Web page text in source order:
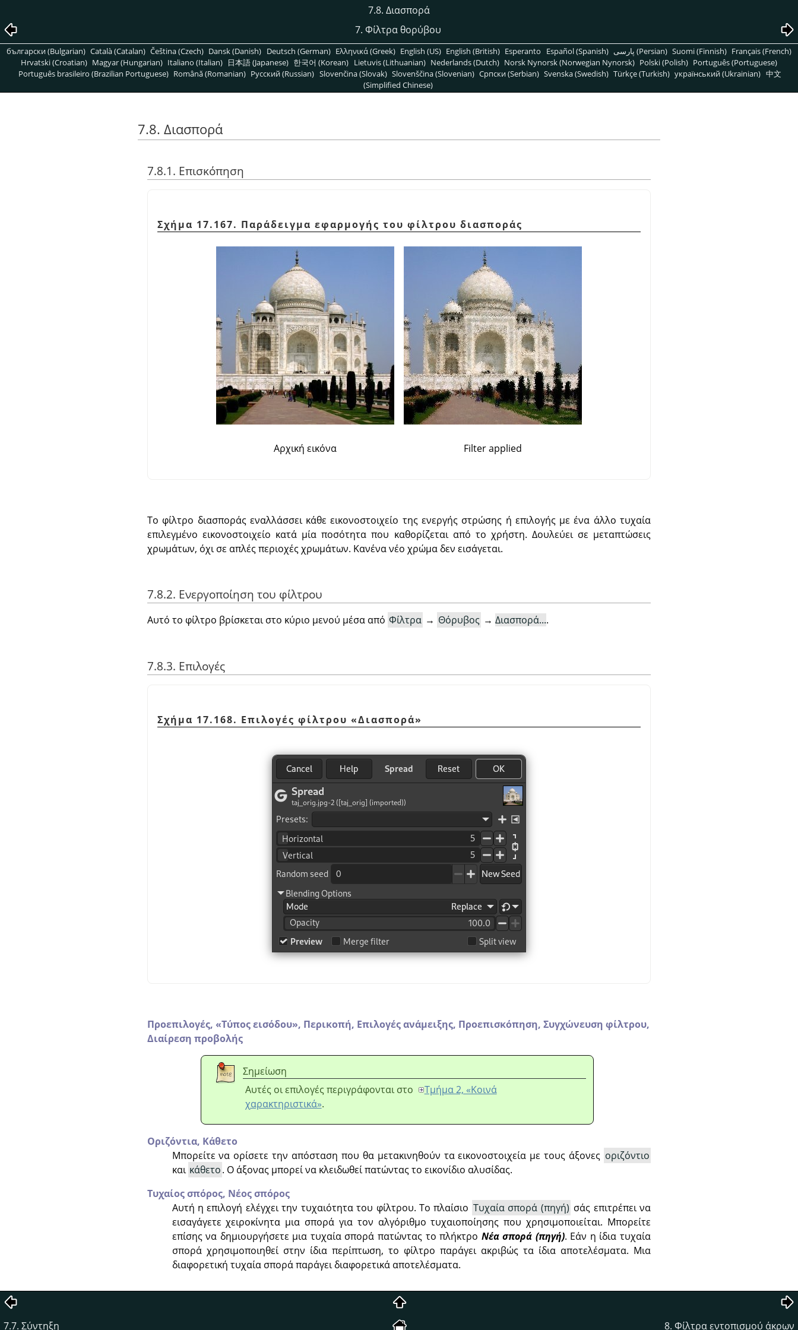
7.8. Διασπορά
7. Φίλτρα θορύβου
български (Bulgarian) Català (Catalan) Čeština (Czech) Dansk (Danish) Deutsch (German) Ελληνικά (Greek) English (US) English (British) Esperanto Español (Spanish) پارسی (Persian) Suomi (Finnish) Français (French)
Hrvatski (Croatian) Magyar (Hungarian) Italiano (Italian) 日本語 (Japanese) 한국어 (Korean) Lietuvis (Lithuanian) Nederlands (Dutch) Norsk Nynorsk (Norwegian Nynorsk) Polski (Polish) Português (Portuguese)
Português brasileiro (Brazilian Portuguese) Română (Romanian) Pусский (Russian) Slovenčina (Slovak) Slovenščina (Slovenian) Српски (Serbian) Svenska (Swedish) Türkçe (Turkish) український (Ukrainian) 中文
(Simplified Chinese)
7.8. Διασπορά
7.8.1. Επισκόπηση
Σχήμα 17.167. Παράδειγμα εφαρμογής του φίλτρου διασποράς
Αρχική εικόνα Filter applied
Το φίλτρο διασποράς εναλλάσσει κάθε εικονοστοιχείο της ενεργής στρώσης ή επιλογής με ένα άλλο τυχαία
επιλεγμένο εικονοστοιχείο κατά μία ποσότητα που καθορίζεται από το χρήστη. Δουλεύει σε μεταπτώσεις
χρωμάτων, όχι σε απλές περιοχές χρωμάτων. Κανένα νέο χρώμα δεν εισάγεται.
7.8.2. Ενεργοποίηση του φίλτρου
Αυτό το φίλτρο βρίσκεται στο κύριο μενού μέσα από Φίλτρα → Θόρυβος → Διασπορά....
7.8.3. Επιλογές
Σχήμα 17.168. Επιλογές φίλτρου «Διασπορά»
Προεπιλογές, «Τύπος εισόδου», Περικοπή, Επιλογές ανάμειξης, Προεπισκόπηση, Συγχώνευση φίλτρου,
Διαίρεση προβολής
Σημείωση
Αυτές οι επιλογές περιγράφονται στο
Τμήμα 2, «Κοινά
χαρακτηριστικά».
Οριζόντια, Κάθετο
Μπορείτε να ορίσετε την απόσταση που θα μετακινηθούν τα εικονοστοιχεία με τους άξονες οριζόντιο
και κάθετο. Ο άξονας μπορεί να κλειδωθεί πατώντας το εικονίδιο αλυσίδας.
Τυχαίος σπόρος, Νέος σπόρος
Αυτή η επιλογή ελέγχει την τυχαιότητα του φίλτρου. Το πλαίσιο Τυχαία σπορά (πηγή) σάς επιτρέπει να
εισαγάγετε χειροκίνητα μια σπορά για τον αλγόριθμο τυχαιοποίησης που χρησιμοποιείται. Μπορείτε
επίσης να δημιουργήσετε μια τυχαία σπορά πατώντας το πλήκτρο Νέα σπορά (πηγή). Εάν η ίδια τυχαία
σπορά χρησιμοποιηθεί στην ίδια περίπτωση, το φίλτρο παράγει ακριβώς τα ίδια αποτελέσματα. Μια
διαφορετική τυχαία σπορά παράγει διαφορετικά αποτελέσματα.
7.7. Σύντηξη 8. Φίλτρα εντοπισμού άκρων